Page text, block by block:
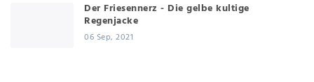
Der Friesennerz - Die gelbe kultige
Regenjacke
06 Sep, 2021